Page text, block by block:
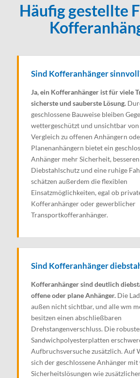
Häufig gestellte
Sind Kofferanhänger
Ja, ein Kofferanhänger ist für viele
sicherste und sauberste Lösung.
geschlossene Bauweise bleiben
wettergeschützt und unsichtbar von
Vergleich zu offenen Anhängern
Planenanhängern bietet ein
Anhänger mehr Sicherheit, besseren
Diebstahlschutz und eine ruhige
schätzen außerdem die flexiblen
Einsatzmöglichkeiten, egal ob
Kofferanhänger oder gewerblicher
Transportkofferanhänger.
Sind Kofferanhänger
Kofferanhänger sind deutlich
offene oder plane Anhänger. Die
außen nicht sichtbar, und alle wm
besitzen einen abschließbaren
Drehstangenverschluss. Die
Sandwichpolyesterplatten
Aufbruchsversuche zusätzlich. Auf
sich der geschlossene Anhänger
Sicherheitslösungen wie